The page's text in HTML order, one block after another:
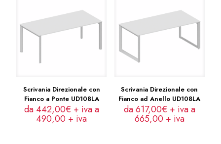
Scrivania Direzionale con
Fianco a Ponte UD108LA
da 442,00€ + iva a
490,00 + iva
Scrivania Direzionale con
Fianco ad Anello UD108LA
da 617,00€ + iva a
665,00 + iva